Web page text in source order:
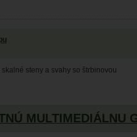
skalné steny a svahy so štrbinovou
MULTIMEDIÁLNU